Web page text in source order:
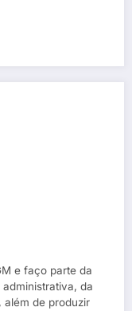
e faço parte da
da
além de produzir